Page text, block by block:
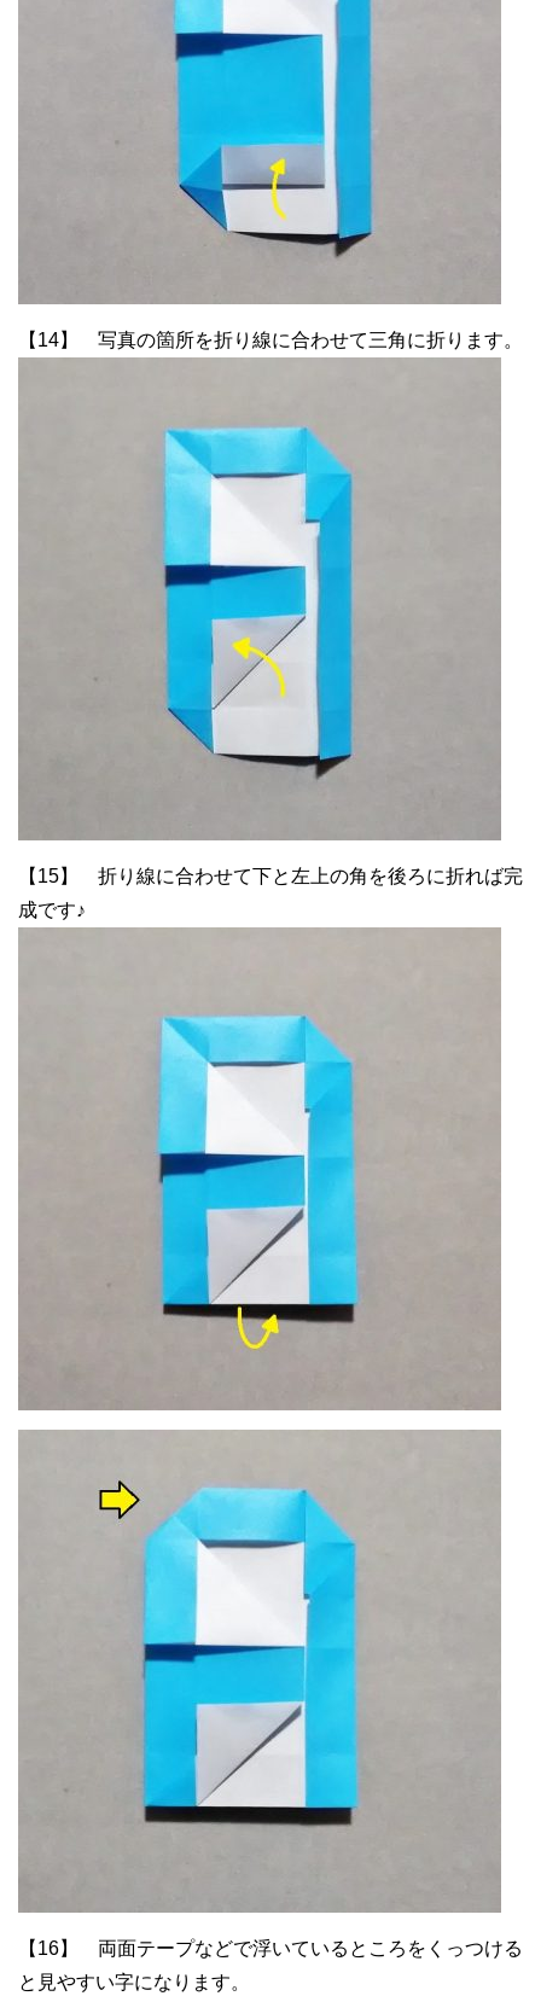
【14】 写真の箇所を折り線に合わせて三角に折ります。
【15】 折り線に合わせて下と左上の角を後ろに折れば完
成です♪
【16】 両面テープなどで浮いているところをくっつける
と見やすい字になります。